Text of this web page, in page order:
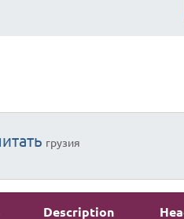
грузия
Description